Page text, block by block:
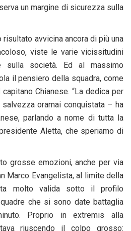
un margine di sicurezza sulla
avvicina ancora di più una
viste le varie vicissitudini
sulla società. Ed al massimo
il pensiero della squadra, come
Chianese. “La dedica per
oramai conquistata – ha
parlando a nome di tutta la
Aletta, che speriamo di
grosse emozioni, anche per via
Marco Evangelista, al limite della
molto valida sotto il profilo
che si sono date battaglia
Proprio in extremis alla
riuscendo il colpo grosso: